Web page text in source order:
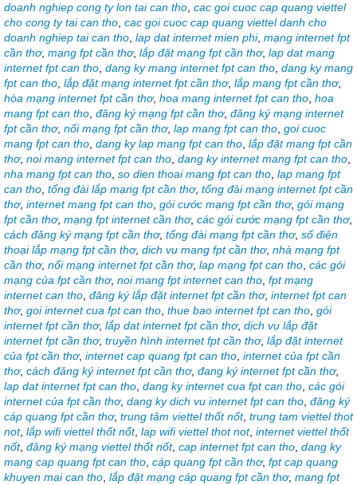
doanh nghiep cong ty lon tai can tho cac goi cuoc cap quang viettel
cho cong ty tai can tho cac goi cuoc cap quang viettel danh cho
doanh nghiep tai can tho lap dat internet mien phi, mạng internet fpt
cần thơ, mạng fpt cần thơ, lắp đặt mạng fpt cần thơ, lap dat mang
internet fpt can tho dang ky mang internet fpt can tho dang ky mang
fpt can tho lắp đặt mạng internet fpt cần thơ, lắp mang fpt cần thơ,
hòa mạng internet fpt cần thơ, hoa mang internet fpt can tho hoa
mang fpt can tho đăng ký mạng fpt cần thơ, đăng ký mạng internet
fpt cần thơ, nối mạng fpt cần thơ, lap mang fpt can tho goi cuoc
mang fpt can tho dang ky lap mang fpt can tho lắp đặt mang fpt cần
thơ, noi mang internet fpt can tho dang ky internet mang fpt can tho
nha mang fpt can tho so dien thoai mang fpt can tho lap mang fpt
can tho tổng đài lắp mạng fpt cần thơ, tổng đài mạng internet fpt cần
thơ, internet mang fpt can tho gói cước mạng fpt cần thơ, gói mạng
fpt cần thơ, mạng fpt internet cần thơ, các gói cước mạng fpt cần thơ,
cách đăng ký mạng fpt cần thơ, tổng đài mạng fpt cần thơ, số điện
thoại lắp mạng fpt cần thơ, dich vu mang fpt cần thơ, nhà mạng fpt
cần thơ, nối mạng internet fpt cần thơ, lap mạng fpt can tho các gói
mạng của fpt cần thơ, noi mang fpt internet can tho fpt mạng
internet can tho đăng ký lắp đặt internet fpt cần thơ, internet fpt can
thơ, goi internet cua fpt can tho thue bao internet fpt can tho gói
internet fpt cần thơ, lắp dat internet fpt cần thơ, dịch vụ lắp đặt
internet fpt cần thơ, truyền hình internet fpt cần thơ, lắp đặt internet
của fpt cần thơ, internet cap quang fpt can tho internet của fpt cần
thơ, cách đăng ký internet fpt cần thơ, đang ký internet fpt cần thơ,
lap dat internet fpt can tho dang ky internet cua fpt can tho các gói
internet của fpt cần thơ, dang ky dich vu internet fpt can tho đăng ký
cáp quang fpt cần thơ, trung tâm viettel thốt nốt, trung tam viettel thot
not, lắp wifi viettel thốt nốt, lap wifi viettel thot not, internet viettel thốt
nốt, đăng ký mạng viettel thốt nốt, cap internet fpt can tho dang ky
mang cap quang fpt can tho cáp quang fpt cần thơ, fpt cap quang
khuyen mai can tho lắp đặt mạng cáp quang fpt cần thơ, mang fpt